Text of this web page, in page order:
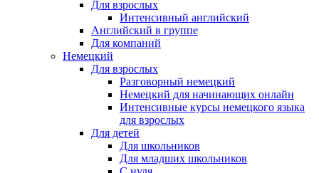
Для взрослых
Интенсивный английский
Английский в группе
Для компаний
Немецкий
Для взрослых
Разговорный немецкий
Немецкий для начинающих онлайн
Интенсивные курсы немецкого языка
для взрослых
Для детей
Для школьников
Для младших школьников